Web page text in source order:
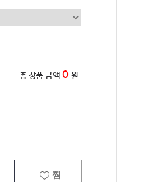
총 상품 금액 0 원
찜